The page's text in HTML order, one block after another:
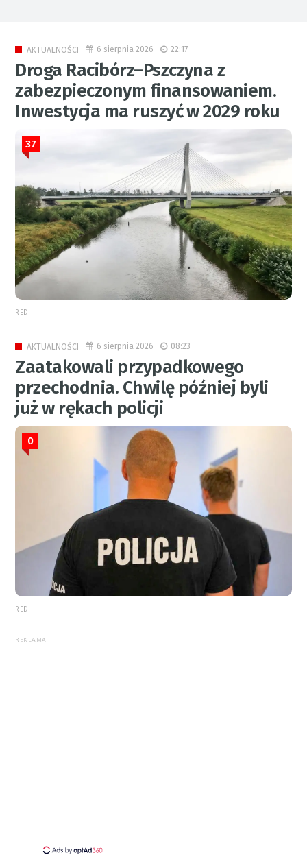
AKTUALNOŚCI 6 sierpnia 2026 22:17
Droga Racibórz–Pszczyna z
zabezpieczonym finansowaniem.
Inwestycja ma ruszyć w 2029 roku
37
RED.
AKTUALNOŚCI 6 sierpnia 2026 08:23
Zaatakowali przypadkowego
przechodnia. Chwilę później byli
już w rękach policji
0
RED.
REKLAMA